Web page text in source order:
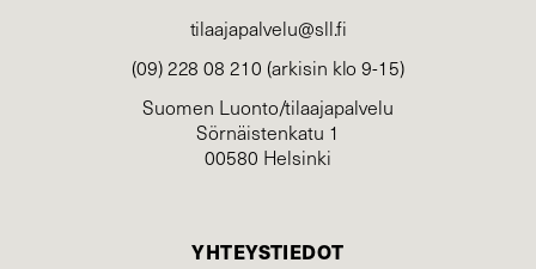
tilaajapalvelu@sll.fi
(09) 228 08 210 (arkisin klo 9-15)
Suomen Luonto/tilaajapalvelu
Sörnäistenkatu 1
00580 Helsinki
YHTEYSTIEDOT